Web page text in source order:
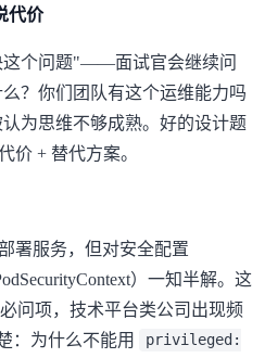
代价
这个问题"——面试官会继续问
？你们团队有这个运维能力吗
为思维不够成熟。好的设计题
价 + 替代方案。
署服务，但对安全配置
）一知半解。这
问项，技术平台类公司出现频
：为什么不能用
privileged: